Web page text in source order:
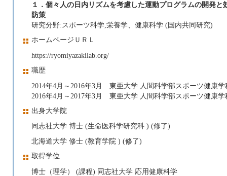
１．個々人の日内リズムを考慮した運動プログラムの開発
防策
研究分野:スポーツ科学,栄養学、健康科学 (国内共同研究)
ホームページＵＲＬ
https://ryomiyazakilab.org/
職歴
2014年4月～2016年3月 東亜大学 人間科学部スポーツ健康学
2016年4月～2017年3月 東亜大学 人間科学部スポーツ健康学
出身大学院
同志社大学 博士 (生命医科学研究科 ) (修了)
北海道大学 修士 (教育学院 ) (修了)
取得学位
博士（理学） (課程) 同志社大学 応用健康科学